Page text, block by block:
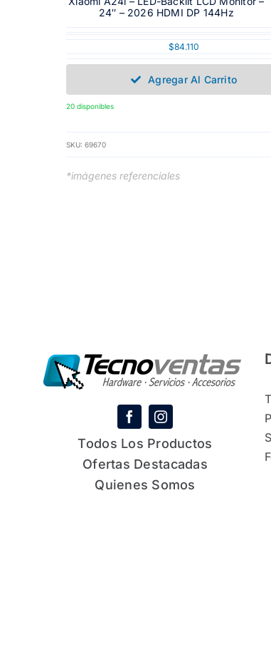
24″ – 2026 HDMI DP 144Hz
$84.110
Agregar Al Carrito
20 disponibles
SKU: 69670
*imágenes referenciales
Todos Los Productos
Ofertas Destacadas
Quienes Somos